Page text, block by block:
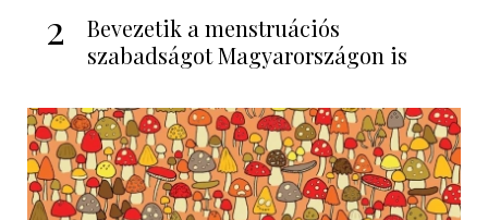
2
Bevezetik a menstruációs
szabadságot Magyarországon is